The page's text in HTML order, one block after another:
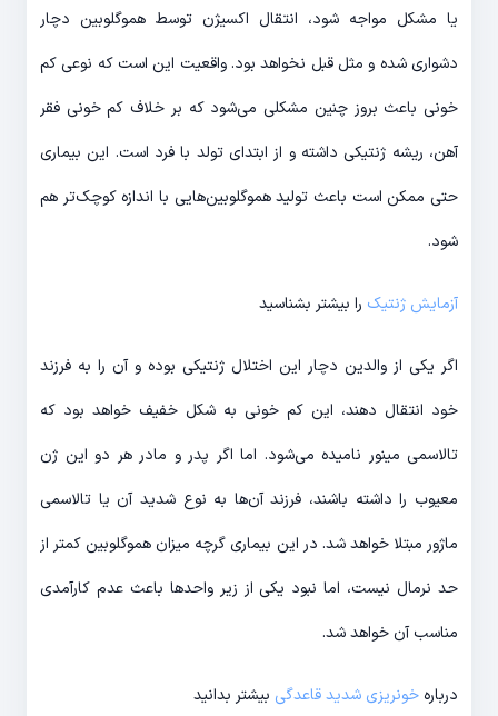
یا مشکل مواجه شود، انتقال اکسیژن توسط هموگلوبین دچار
دشواری شده و مثل قبل نخواهد بود. واقعیت این است که نوعی کم
خونی باعث بروز چنین مشکلی می‌شود که بر خلاف کم خونی فقر
آهن، ریشه ژنتیکی داشته و از ابتدای تولد با فرد است. این بیماری
حتی ممکن است باعث تولید هموگلوبین‌هایی با اندازه کوچک‌تر هم
شود.
آزمایش ژنتیک را بیشتر بشناسید
اگر یکی از والدین دچار این اختلال ژنتیکی بوده و آن را به فرزند
خود انتقال دهند، این کم خونی به شکل خفیف خواهد بود که
تالاسمی مینور نامیده می‌شود. اما اگر پدر و مادر هر دو این ژن
معیوب را داشته باشند، فرزند آن‌ها به نوع شدید آن یا تالاسمی
ماژور مبتلا خواهد شد. در این بیماری گرچه میزان هموگلوبین کمتر از
حد نرمال نیست، اما نبود یکی از زیر واحدها باعث عدم کارآمدی
مناسب آن خواهد شد.
درباره خونریزی شدید قاعدگی بیشتر بدانید